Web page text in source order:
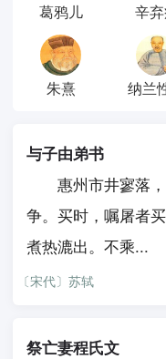
葛鸦儿 辛
朱熹 纳兰
与子由弟书
惠州市井寥落，
争。买时，嘱屠者
煮热漉出。不乘...
〔宋代〕苏轼
祭亡妻程氏文